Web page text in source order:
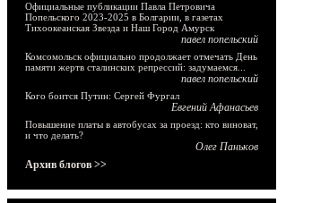
Официальные публикации Павла Петровича
Попельского 2023-2025 в Болгарии, в газетах
Тихоокеанская Звезда и Наш Город Амурск
павел попельский
Комсомольск официально продолжает отмечать День
памяти жертв сталинских репрессий: задумаемся...
павел попельский
Кого боится Путин: Сергей Фургал
Евгений Афанасьев
Повышение платы в автобусах за проезд: кто виноват,
и что делать?
Олег Паньков
Архив блогов >>